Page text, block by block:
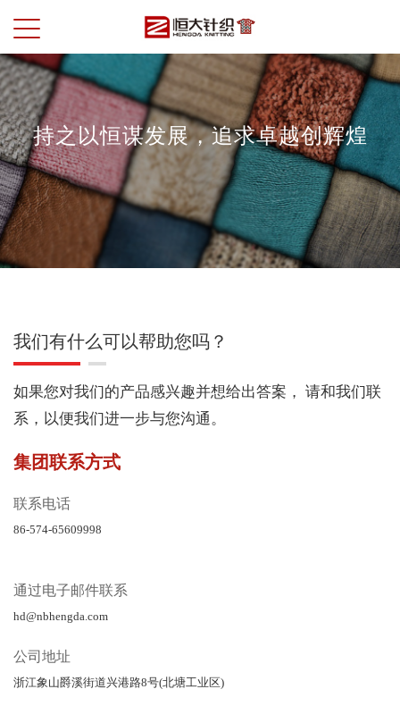
持之以恒谋发展，追求卓越创辉煌
我们有什么可以帮助您吗？
如果您对我们的产品感兴趣并想给出答案， 请和我们联
系，以便我们进一步与您沟通。
集团联系方式
联系电话
86-574-65609998
通过电子邮件联系
hd@nbhengda.com
公司地址
浙江象山爵溪街道兴港路8号(北塘工业区)